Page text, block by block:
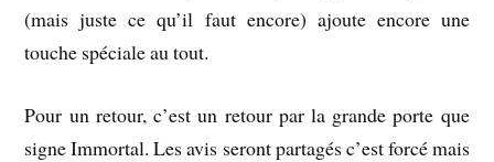
(mais juste ce qu’il faut encore) ajoute encore une
touche spéciale au tout.
Pour un retour, c’est un retour par la grande porte que
signe Immortal. Les avis seront partagés c’est forcé mais